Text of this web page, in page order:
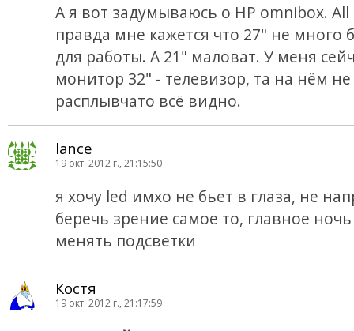
А я вот задумываюсь о HP omnibox. All
правда мне кажется что 27" не много
для работы. A 21" маловат. У меня
монитор 32" - телевизор, та на нём
расплывчато всё видно.
lance
19 окт. 2012 г., 21:15:50
я хочу led имхо не бьет в глаза, не
беречь зрение самое то, главное
менять подсветки
Костя
19 окт. 2012 г., 21:17:59